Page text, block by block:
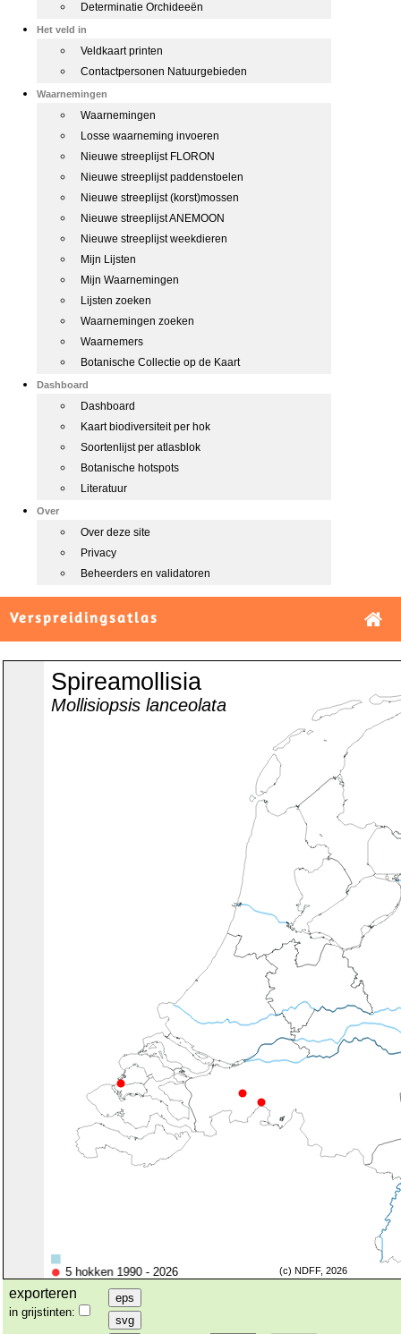
Determinatie Orchideeën
Het veld in
Veldkaart printen
Contactpersonen Natuurgebieden
Waarnemingen
Waarnemingen
Losse waarneming invoeren
Nieuwe streeplijst FLORON
Nieuwe streeplijst paddenstoelen
Nieuwe streeplijst (korst)mossen
Nieuwe streeplijst ANEMOON
Nieuwe streeplijst weekdieren
Mijn Lijsten
Mijn Waarnemingen
Lijsten zoeken
Waarnemingen zoeken
Waarnemers
Botanische Collectie op de Kaart
Dashboard
Dashboard
Kaart biodiversiteit per hok
Soortenlijst per atlasblok
Botanische hotspots
Literatuur
Over
Over deze site
Privacy
Beheerders en validatoren
Verspreidingsatlas